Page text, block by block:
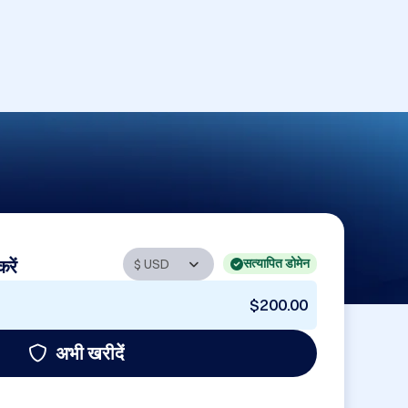
सत्यापित डोमेन
$200.00
अभी खरीदें